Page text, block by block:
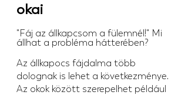
okai
"Fáj az állkapcsom a fülemnél!" Mi
állhat a probléma hátterében?
Az állkapocs fájdalma több
dolognak is lehet a következménye.
Az okok között szerepelhet például